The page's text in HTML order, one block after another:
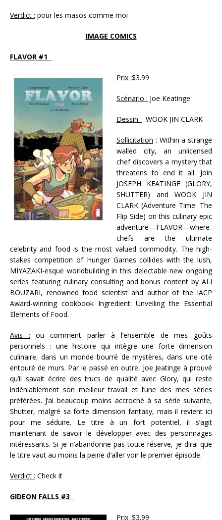
Verdict : pour les masos comme moi
IMAGE COMICS
FLAVOR #1
Prix :$3.99
Scénario : Joe Keatinge
Dessin : WOOK JIN CLARK
Sollicitation : Within a strange
walled city, an unlicensed
chef discovers a mystery that
threatens to end it all. Join
JOSEPH KEATINGE (GLORY,
SHUTTER) and WOOK JIN
CLARK (Adventure Time: The
Flip Side) on this culinary epic
adventure—FLAVOR—where
chefs are the ultimate
celebrity and food is the most valued commodity. The high-
stakes competition of Hunger Games collides with the lush,
MIYAZAKI-esque worldbuilding in this delectable new ongoing
series featuring culinary consulting and bonus content by ALI
BOUZARI, renowned food scientist and author of the IACP
Award-winning cookbook Ingredient: Unveiling the Essential
Elements of Food.
Avis : ou comment parler à l’ensemble de mes goûts
personnels : une histoire qui intègre une forte dimension
culinaire, dans un monde bourré de mystères, dans une cité
entouré de murs. Par le passé en outre, Joe Jeatinge à prouvé
qu’il savait écrire des trucs de qualité avec Glory, qui reste
indéniablement son meilleur travail et l’une des mes séries
préférées. J’ai beaucoup moins accroché à sa série suivante,
Shutter, malgré sa forte dimension fantasy, mais il revient ici
pour me séduire. Le titre à un fort potentiel, il s’agit
maintenant de savoir le développer avec des personnages
intéressants. Si je n’abandonne pas toute réserve, je dirai que
le titre vaut au moins la peine d’aller voir le premier épisode.
Verdict : Check it
GIDEON FALLS #3
Prix :$3.99